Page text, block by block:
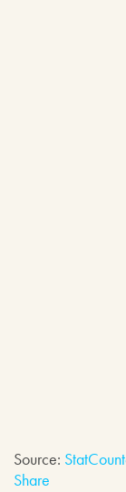
Source:
Share